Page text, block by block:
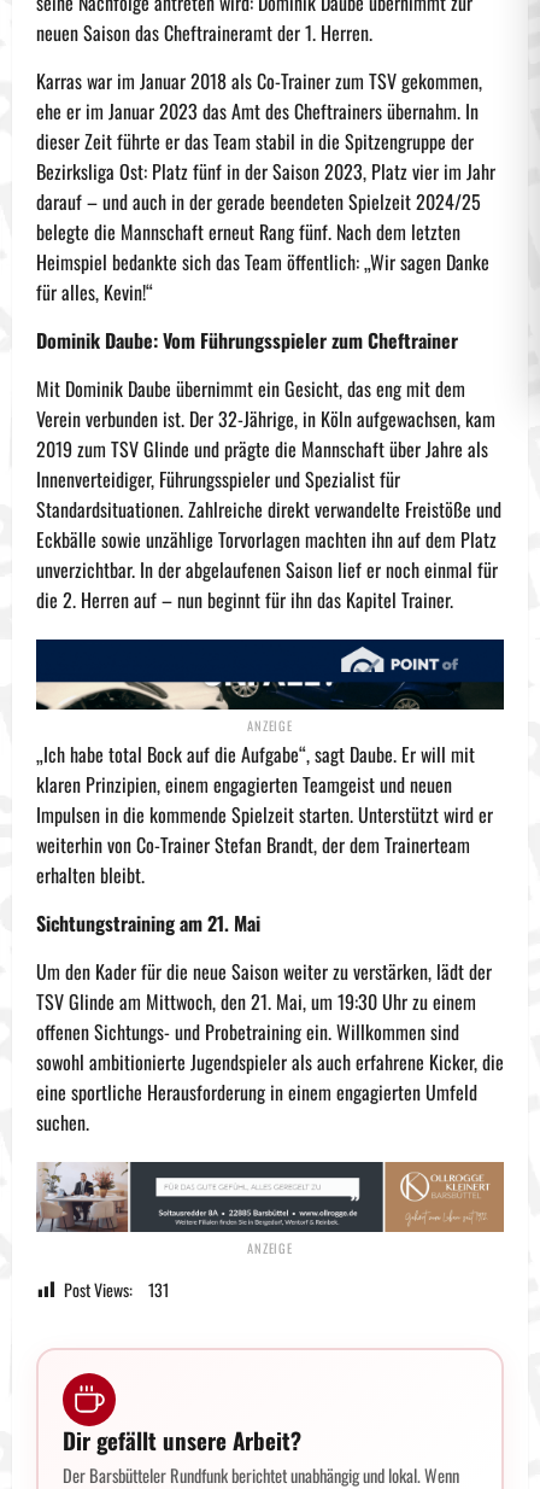
neuen Saison das Cheftraineramt der 1. Herren.
Karras war im Januar 2018 als Co-Trainer zum TSV gekommen,
ehe er im Januar 2023 das Amt des Cheftrainers übernahm. In
dieser Zeit führte er das Team stabil in die Spitzengruppe der
Bezirksliga Ost: Platz fünf in der Saison 2023, Platz vier im Jahr
darauf – und auch in der gerade beendeten Spielzeit 2024/25
belegte die Mannschaft erneut Rang fünf. Nach dem letzten
Heimspiel bedankte sich das Team öffentlich: „Wir sagen Danke
für alles, Kevin!“
Dominik Daube: Vom Führungsspieler zum Cheftrainer
Mit Dominik Daube übernimmt ein Gesicht, das eng mit dem
Verein verbunden ist. Der 32-Jährige, in Köln aufgewachsen, kam
2019 zum TSV Glinde und prägte die Mannschaft über Jahre als
Innenverteidiger, Führungsspieler und Spezialist für
Standardsituationen. Zahlreiche direkt verwandelte Freistöße und
Eckbälle sowie unzählige Torvorlagen machten ihn auf dem Platz
unverzichtbar. In der abgelaufenen Saison lief er noch einmal für
die 2. Herren auf – nun beginnt für ihn das Kapitel Trainer.
„Ich habe total Bock auf die Aufgabe“, sagt Daube. Er will mit
klaren Prinzipien, einem engagierten Teamgeist und neuen
Impulsen in die kommende Spielzeit starten. Unterstützt wird er
weiterhin von Co-Trainer Stefan Brandt, der dem Trainerteam
erhalten bleibt.
Sichtungstraining am 21. Mai
Um den Kader für die neue Saison weiter zu verstärken, lädt der
TSV Glinde am Mittwoch, den 21. Mai, um 19:30 Uhr zu einem
offenen Sichtungs- und Probetraining ein. Willkommen sind
sowohl ambitionierte Jugendspieler als auch erfahrene Kicker, die
eine sportliche Herausforderung in einem engagierten Umfeld
suchen.
Post Views: 131
Dir gefällt unsere Arbeit?
Der Barsbütteler Rundfunk berichtet unabhängig und lokal. Wenn